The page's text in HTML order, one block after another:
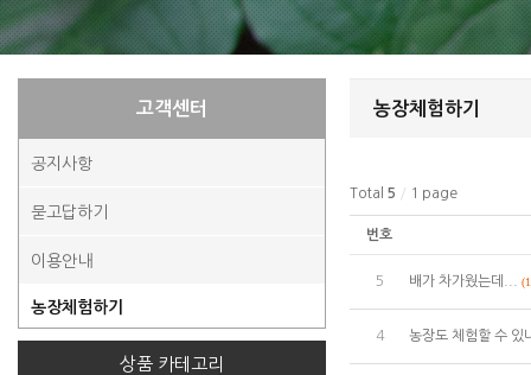
고객센터
공지사항
묻고답하기
이용안내
농장체험하기
상품 카테고리
농장체험하기
Total 5 / 1 page
번호
5 배가 차가웠는데...
4 농장도 체험할 수 있